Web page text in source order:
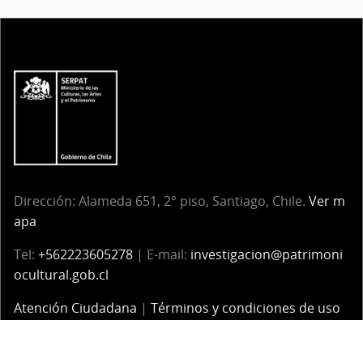
Dirección: Alameda 651, 2° piso, Santiago, Chile. Ver m
apa
Tel: +562223605278 | E-mail: investigacion@patrimoni
ocultural.gob.cl
Atención Ciudadana | Términos y condiciones de uso